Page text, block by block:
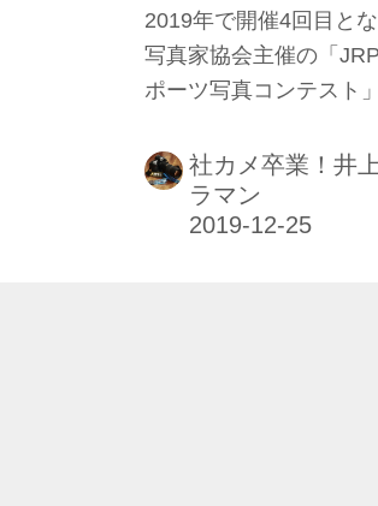
2019年で開催4回目と
写真家協会主催の「
ポーツ写真コンテスト
決定した。各グランプ
としてデジタル一眼レ
される。
社カメ卒業！井上
ラマン